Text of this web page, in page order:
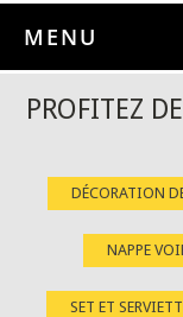
MENU
PROFITEZ
DÉCORATION
NAPPE
SET ET